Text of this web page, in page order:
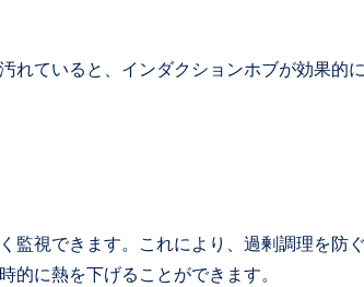
ていると、インダクションホブが効果的
視できます。これにより、過剰調理を防ぐ
に熱を下げることができます。